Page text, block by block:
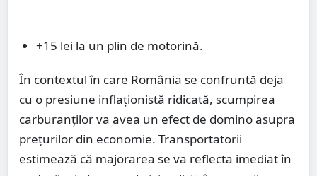
+15 lei la un plin de motorină.
În contextul în care România se confruntă deja
cu o presiune inflaționistă ridicată, scumpirea
carburanților va avea un efect de domino asupra
prețurilor din economie. Transportatorii
estimează că majorarea se va reflecta imediat în